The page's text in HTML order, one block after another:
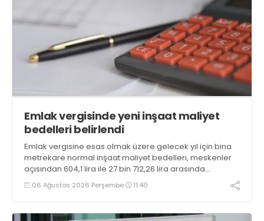
Emlak vergisinde yeni inşaat maliyet
bedelleri belirlendi
Emlak vergisine esas olmak üzere gelecek yıl için bina
metrekare normal inşaat maliyet bedelleri, meskenler
açısından 604,1 lira ile 27 bin 712,26 lira arasında
değişecek
06 Ağustos 2026 Perşembe 11:40